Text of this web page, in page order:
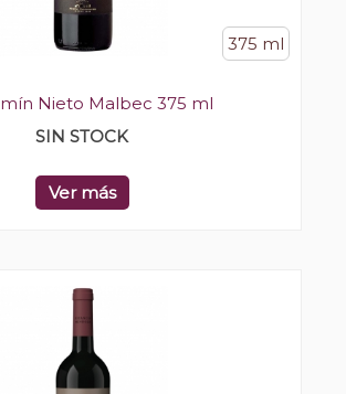
375 ml
Nieto Malbec 375 ml
SIN STOCK
Ver más